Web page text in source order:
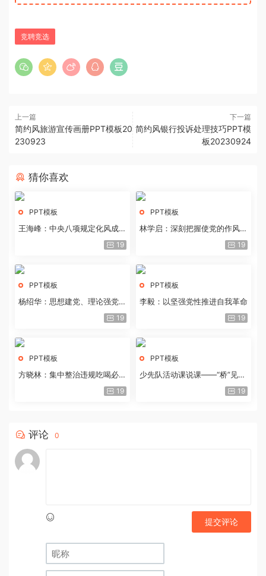
竞聘竞选
上一篇
简约风旅游宣传画册PPT模板20
230923
下一篇
简约风银行投诉处理技巧PPT模
板20230924
猜你喜欢
PPT模板
王海峰：中央八项规定化风成俗
19
PPT模板
林学启：深刻把握使党的作风全
19
PPT模板
杨绍华：思想建党、理论强党的
19
PPT模板
李毅：以坚强党性推进自我革命
19
PPT模板
方晓林：集中整治违规吃喝必须
19
PPT模板
少先队活动课说课——“桥”见中
19
评论 0
提交评论